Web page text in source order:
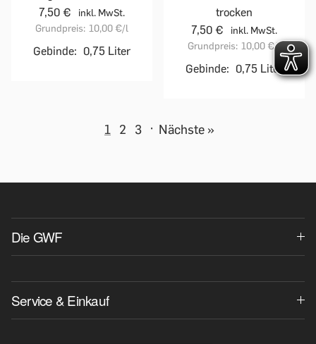
7,50 €
inkl. MwSt.
Grundpreis: 10,00 €/l
Gebinde: 0,75 Liter
trocken
7,50 €
inkl. MwSt.
Grundpreis: 10,00 €/l
Gebinde: 0,75 Liter
1 2 3 · Nächste »
Die GWF
Service & Einkauf